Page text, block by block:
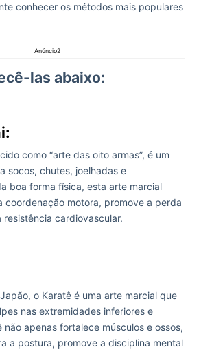
conhecer os métodos mais populares
Anúncio2
las abaixo:
como “arte das oito armas”, é um
socos, chutes, joelhadas e
boa forma física, esta arte marcial
coordenação motora, promove a perda
resistência cardiovascular.
o Karatê é uma arte marcial que
nas extremidades inferiores e
não apenas fortalece músculos e ossos,
a postura, promove a disciplina mental